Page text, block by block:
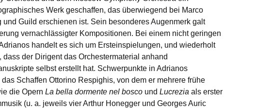
Werk geschaffen, das überwiegend bei Marco
und Guild erschienen ist. Sein besonderes Augenmerk galt
vernachlässigter Kompositionen. Bei einem nicht geringen
handelt es sich um Ersteinspielungen, und wiederholt
dass der Dirigent das Orchestermaterial anhand
selbst erstellt hat. Schwerpunkte in Adrianos
Schaffen Ottorino Respighis, von dem er mehrere frühe
die Opern La bella dormente nel bosco und Lucrezia als erster
(u. a. jeweils vier Arthur Honegger und Georges Auric